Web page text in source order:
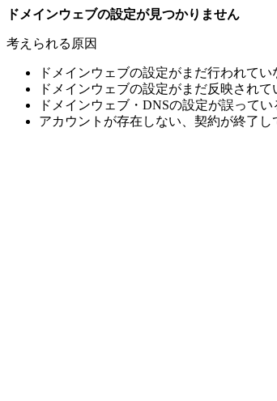
ドメインウェブの設定が見つかりません
考えられる原因
ドメインウェブの設定がまだ行われてい
ドメインウェブの設定がまだ反映され
ドメインウェブ・DNSの設定が誤ってい
アカウントが存在しない、契約が終了し